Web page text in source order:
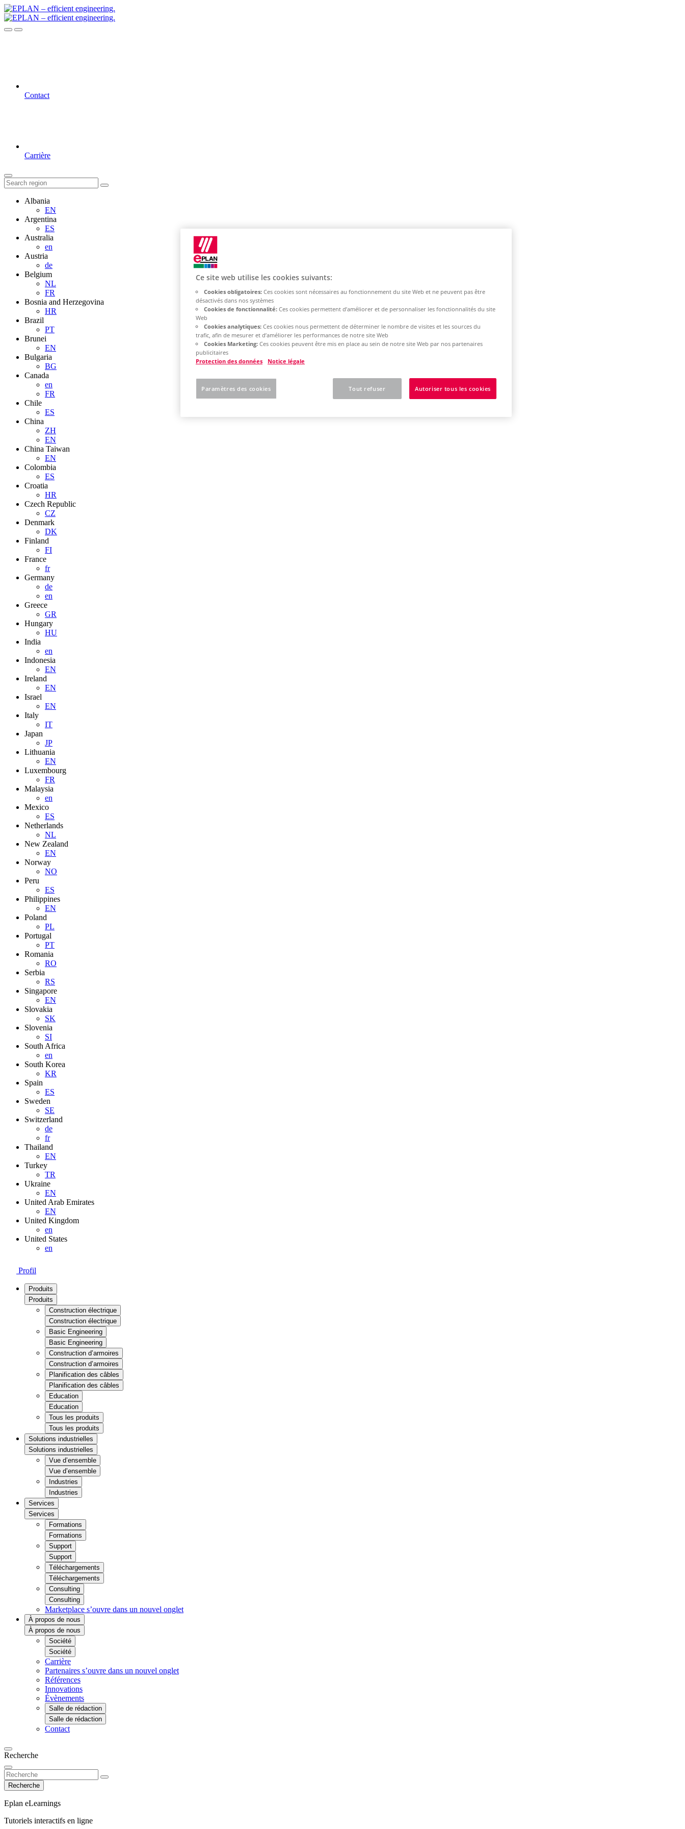
Contact
Carrière
Albania
EN
Argentina
ES
Australia
en
Austria
de
Belgium
NL
FR
Bosnia and Herzegovina
HR
Brazil
PT
Brunei
EN
Bulgaria
BG
Canada
en
FR
Chile
ES
China
ZH
EN
China Taiwan
EN
Colombia
ES
Croatia
HR
Czech Republic
CZ
Denmark
DK
Finland
FI
France
fr
Germany
de
en
Greece
GR
Hungary
HU
India
en
Indonesia
EN
Ireland
EN
Israel
EN
Italy
IT
Japan
JP
Lithuania
EN
Luxembourg
FR
Malaysia
en
Mexico
ES
Netherlands
NL
New Zealand
EN
Norway
NO
Peru
ES
Philippines
EN
Poland
PL
Portugal
PT
Romania
RO
Serbia
RS
Singapore
EN
Slovakia
SK
Slovenia
SI
South Africa
en
South Korea
KR
Spain
ES
Sweden
SE
Switzerland
de
fr
Thailand
EN
Turkey
TR
Ukraine
EN
United Arab Emirates
EN
United Kingdom
en
United States
en
Profil
Produits
Produits
Construction électrique
Construction électrique
Basic Engineering
Basic Engineering
Construction d’armoires
Construction d’armoires
Planification des câbles
Planification des câbles
Education
Education
Tous les produits
Tous les produits
Solutions industrielles
Solutions industrielles
Vue d’ensemble
Vue d’ensemble
Industries
Industries
Services
Services
Formations
Formations
Support
Support
Téléchargements
Téléchargements
Consulting
Consulting
Marketplace s’ouvre dans un nouvel onglet
À propos de nous
À propos de nous
Société
Société
Carrière
Partenaires s’ouvre dans un nouvel onglet
Références
Innovations
Évènements
Salle de rédaction
Salle de rédaction
Contact
Recherche
Recherche
Eplan eLearnings
Tutoriels interactifs en ligne
Ce site web utilise les cookies suivants:
Cookies obligatoires: Ces cookies sont nécessaires au fonctionnement du site Web et ne peuvent pas être
désactivés dans nos systèmes
Cookies de fonctionnalité: Ces cookies permettent d’améliorer et de personnaliser les fonctionnalités du site
Web
Cookies analytiques: Ces cookies nous permettent de déterminer le nombre de visites et les sources du
trafic, afin de mesurer et d’améliorer les performances de notre site Web
Cookies Marketing: Ces cookies peuvent être mis en place au sein de notre site Web par nos partenaires
publicitaires
Protection des données
Notice légale
Tout refuser Autoriser tous les cookies
Paramètres des cookies